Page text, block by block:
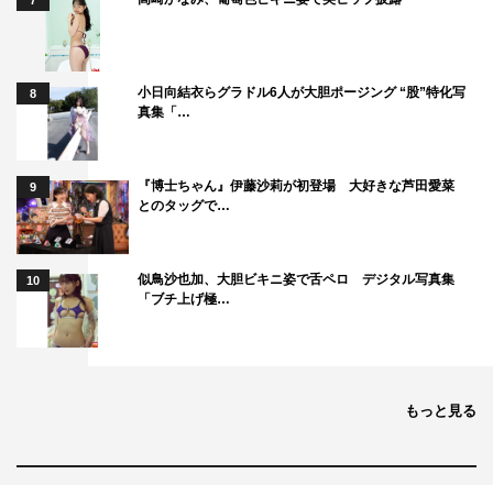
8
小日向結衣らグラドル6人が大胆ポージング “股”特化写
真集「…
9
『博士ちゃん』伊藤沙莉が初登場 大好きな芦田愛菜
とのタッグで…
10
似鳥沙也加、大胆ビキニ姿で舌ペロ デジタル写真集
「ブチ上げ極…
もっと見る